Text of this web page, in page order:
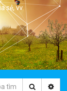
sẻ, vv.